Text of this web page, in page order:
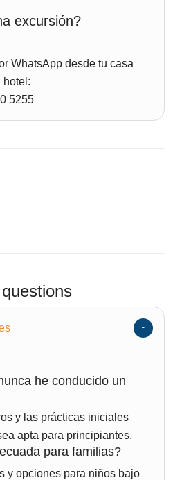
excursión?
WhatsApp desde tu casa
hotel:
5255
he conducido un
y las prácticas iniciales
apta para principiantes.
para familias?
y opciones para niños bajo